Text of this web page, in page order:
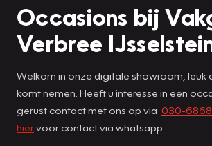
Occasions bij
Verbree
Welkom in onze digitale showroom, leuk
komt nemen. Heeft u interesse in een
gerust contact met ons op via 030-
hiervoor contact via whatsapp.